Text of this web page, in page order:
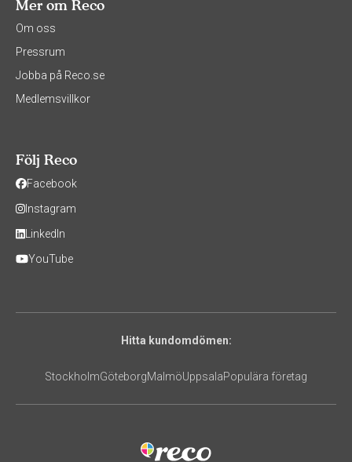
Mer om Reco
Om oss
Pressrum
Jobba på Reco.se
Medlemsvillkor
Följ Reco
Facebook
Instagram
LinkedIn
YouTube
Hitta kundomdömen:
StockholmGöteborgMalmöUppsalaPopulära företag